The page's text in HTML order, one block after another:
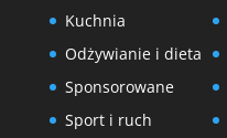
Kuchnia
Odżywianie i dieta
Sponsorowane
Sport i ruch